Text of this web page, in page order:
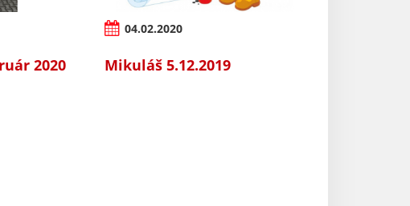
2020
04.02.2020
Mikuláš 5.12.2019